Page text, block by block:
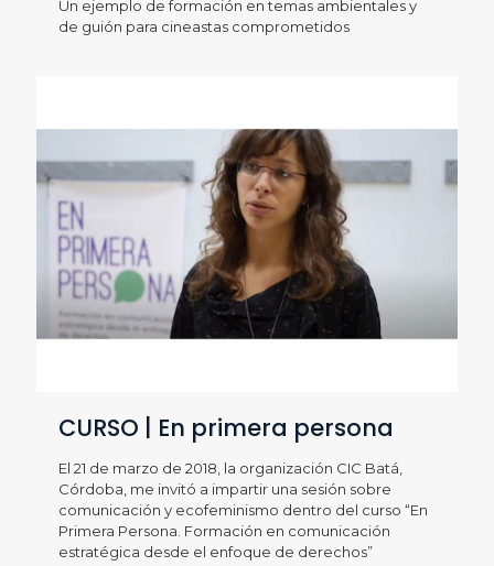
Un ejemplo de formación en temas ambientales y
de guión para cineastas comprometidos
CURSO | En primera persona
El 21 de marzo de 2018, la organización CIC Batá,
Córdoba, me invitó a impartir una sesión sobre
comunicación y ecofeminismo dentro del curso “En
Primera Persona. Formación en comunicación
estratégica desde el enfoque de derechos”